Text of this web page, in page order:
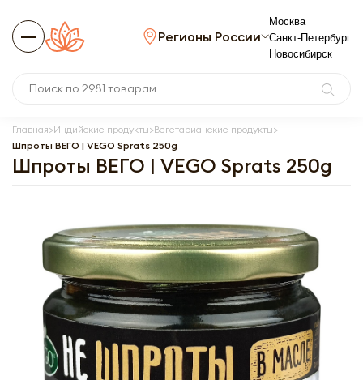
Регионы России
Москва
Санкт-Петербург
Новосибирск
Главная Индийские продукты Вегетарианские продукты
Шпроты ВЕГО | VEGO Sprats 250g
Шпроты ВЕГО | VEGO Sprats 250g